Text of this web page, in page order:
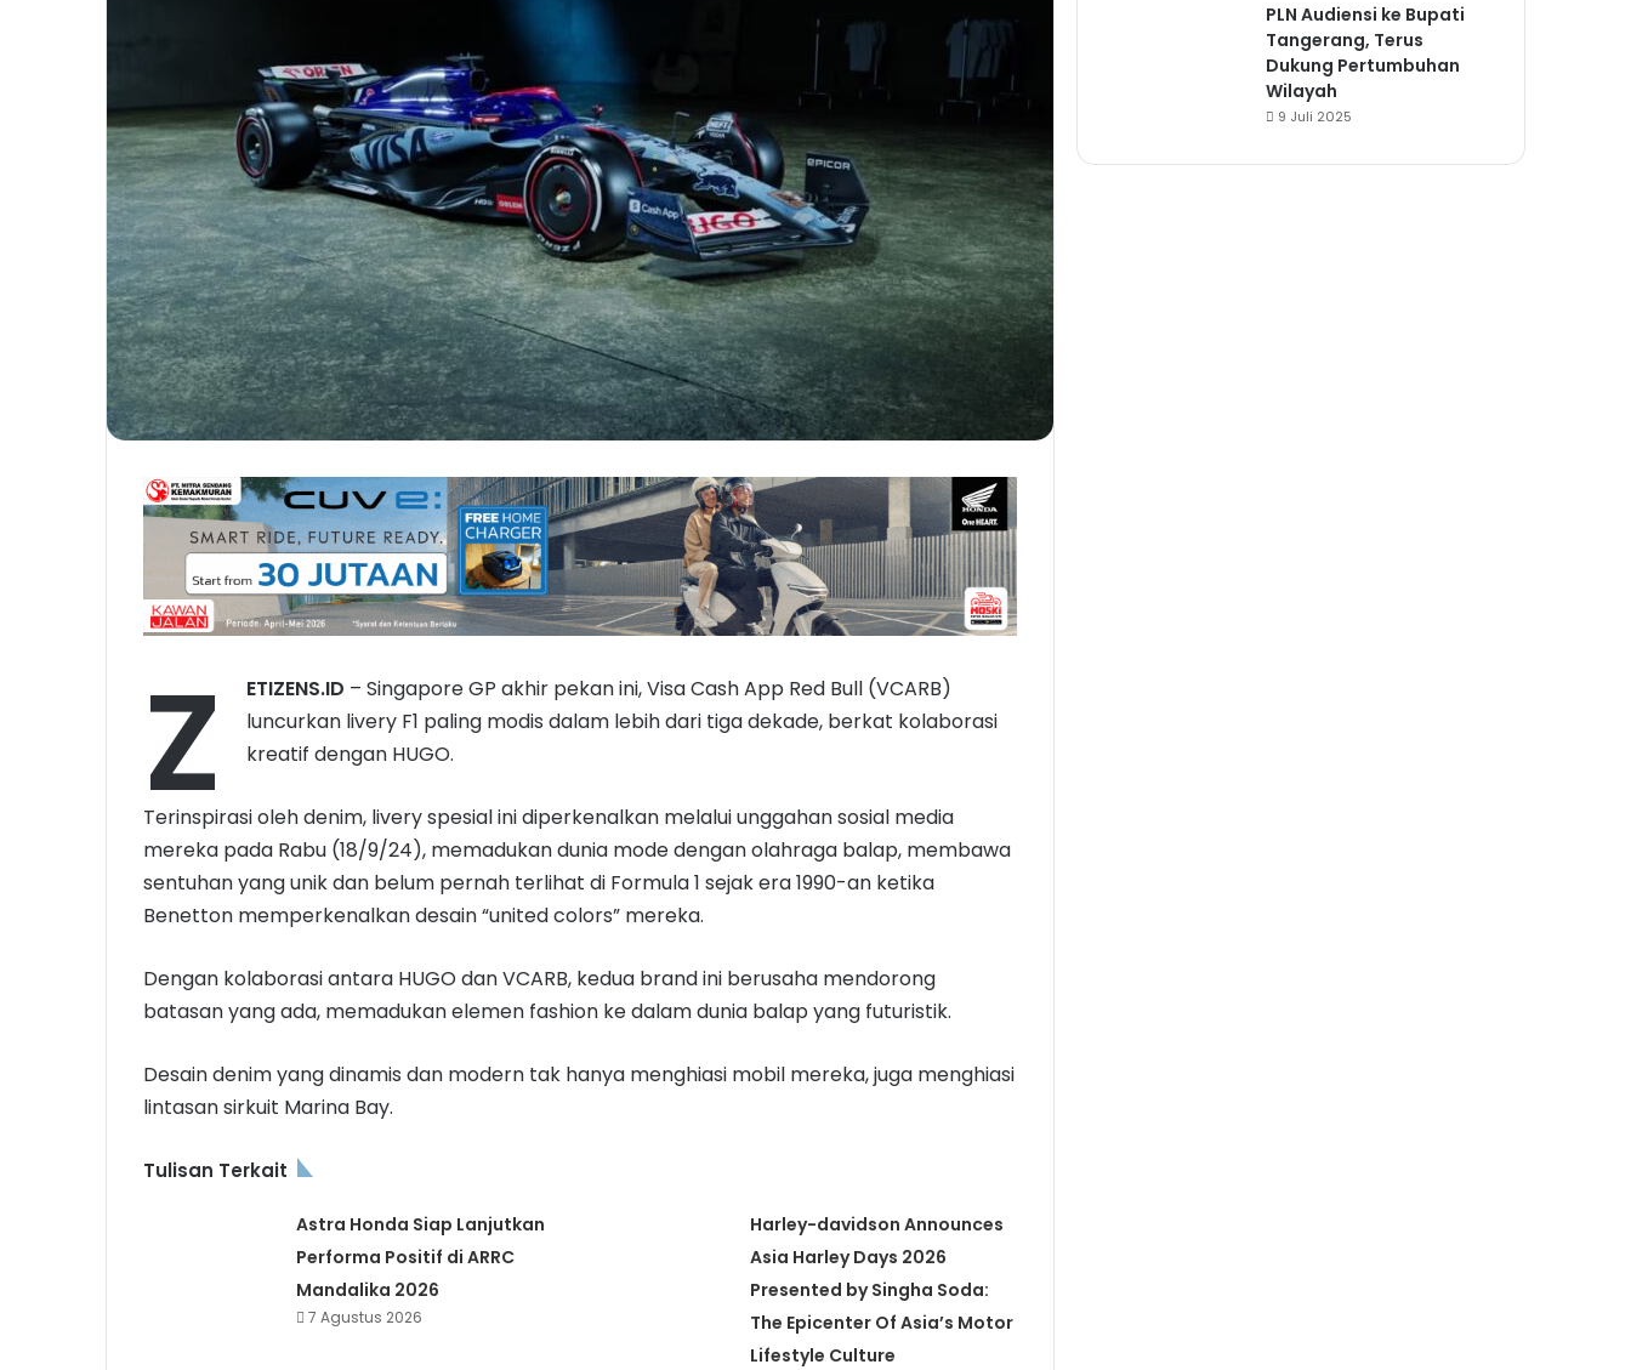
Z ETIZENS.ID – Singapore GP akhir pekan ini, Visa Cash App Red Bull (VCARB)
luncurkan livery F1 paling modis dalam lebih dari tiga dekade, berkat kolaborasi
kreatif dengan HUGO.
Terinspirasi oleh denim, livery spesial ini diperkenalkan melalui unggahan sosial media
mereka pada Rabu (18/9/24), memadukan dunia mode dengan olahraga balap, membawa
sentuhan yang unik dan belum pernah terlihat di Formula 1 sejak era 1990-an ketika
Benetton memperkenalkan desain “united colors” mereka.
Dengan kolaborasi antara HUGO dan VCARB, kedua brand ini berusaha mendorong
batasan yang ada, memadukan elemen fashion ke dalam dunia balap yang futuristik.
Desain denim yang dinamis dan modern tak hanya menghiasi mobil mereka, juga menghiasi
lintasan sirkuit Marina Bay.
Tulisan Terkait
Astra Honda Siap Lanjutkan
Performa Positif di ARRC
Mandalika 2026
7 Agustus 2026
Harley-davidson Announces
Asia Harley Days 2026
Presented by Singha Soda:
The Epicenter Of Asia’s Motor
Lifestyle Culture
PLN Audiensi ke Bupati
Tangerang, Terus
Dukung Pertumbuhan
Wilayah
9 Juli 2025